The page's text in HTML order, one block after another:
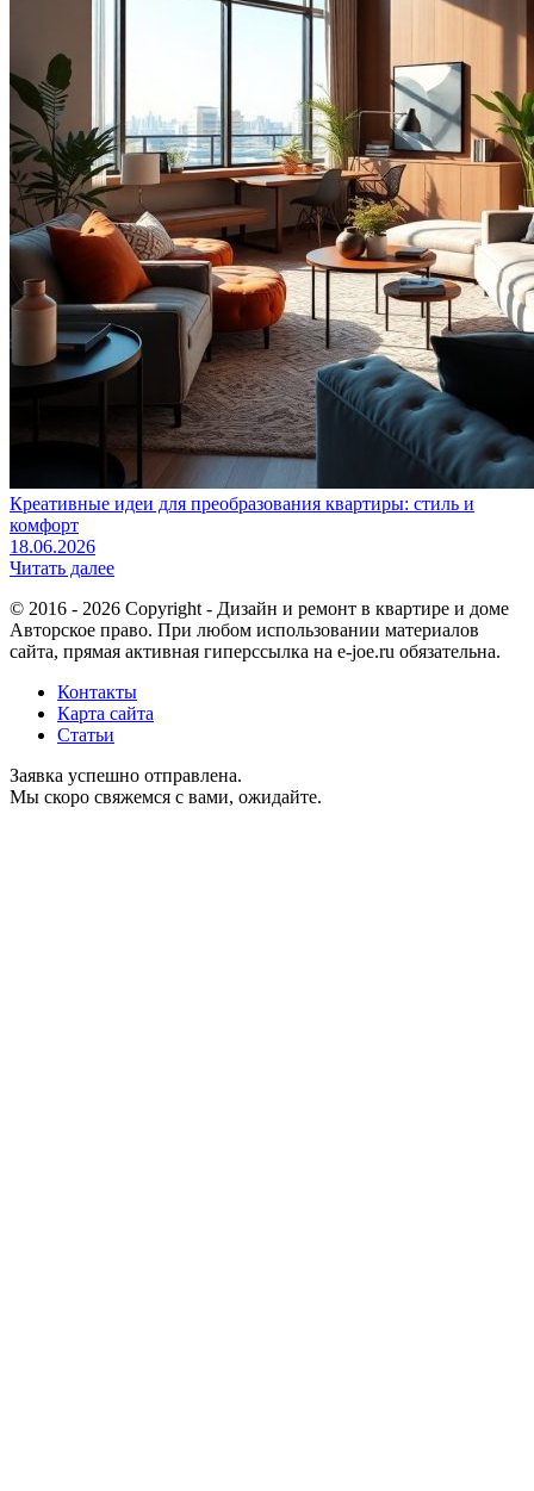
Креативные идеи для преобразования квартиры: стиль и
комфорт
18.06.2026
Читать далее
© 2016 - 2026 Copyright - Дизайн и ремонт в квартире и доме
Авторское право. При любом использовании материалов
сайта, прямая активная гиперссылка на e-joe.ru обязательна.
Контакты
Карта сайта
Статьи
Заявка успешно отправлена.
Мы скоро свяжемся с вами, ожидайте.